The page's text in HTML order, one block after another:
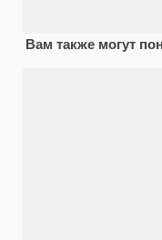
Вам также могут